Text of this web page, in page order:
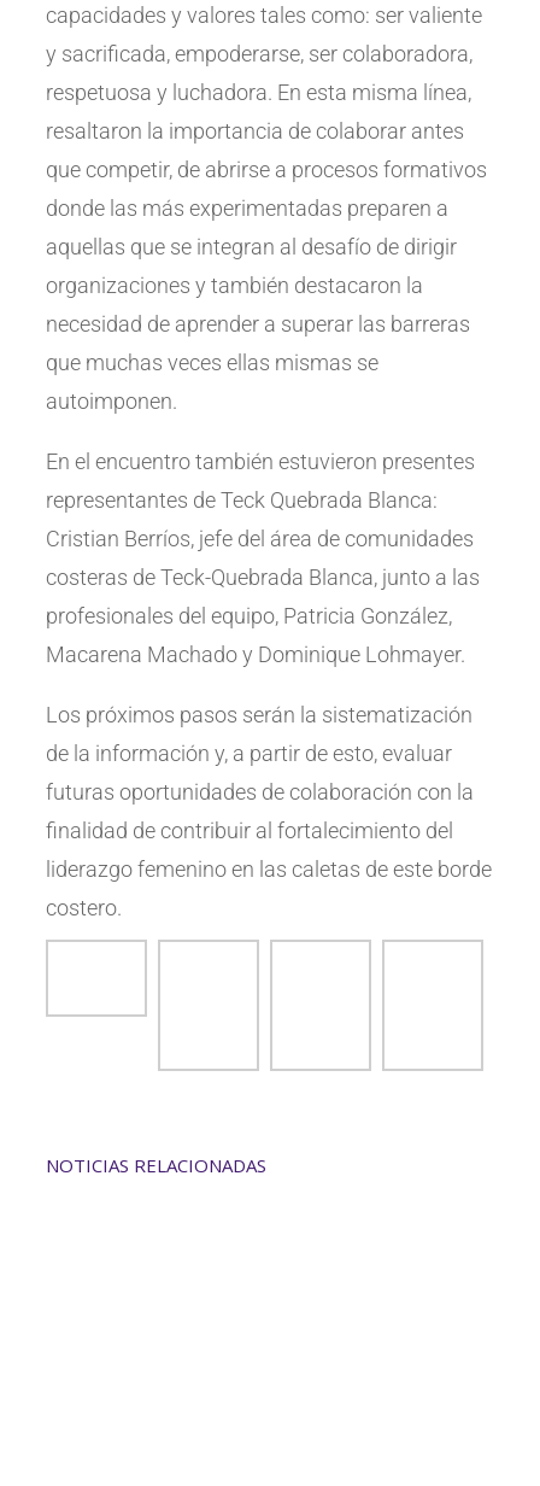
capacidades y valores tales como: ser valiente
y sacrificada, empoderarse, ser colaboradora,
respetuosa y luchadora. En esta misma línea,
resaltaron la importancia de colaborar antes
que competir, de abrirse a procesos formativos
donde las más experimentadas preparen a
aquellas que se integran al desafío de dirigir
organizaciones y también destacaron la
necesidad de aprender a superar las barreras
que muchas veces ellas mismas se
autoimponen.
En el encuentro también estuvieron presentes
representantes de Teck Quebrada Blanca:
Cristian Berríos, jefe del área de comunidades
costeras de Teck-Quebrada Blanca, junto a las
profesionales del equipo, Patricia González,
Macarena Machado y Dominique Lohmayer.
Los próximos pasos serán la sistematización
de la información y, a partir de esto, evaluar
futuras oportunidades de colaboración con la
finalidad de contribuir al fortalecimiento del
liderazgo femenino en las caletas de este borde
costero.
NOTICIAS RELACIONADAS